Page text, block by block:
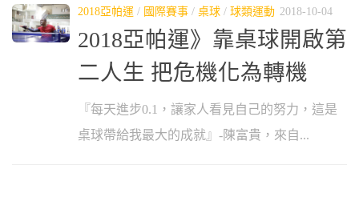
2018亞帕運 / 國際賽事 / 桌球 / 球類運動 2018-10-04
2018亞帕運》靠桌球開啟第
二人生 把危機化為轉機
『每天進步0.1，讓家人看見自己的努力，這是
桌球帶給我最大的成就』-陳富貴，來自...